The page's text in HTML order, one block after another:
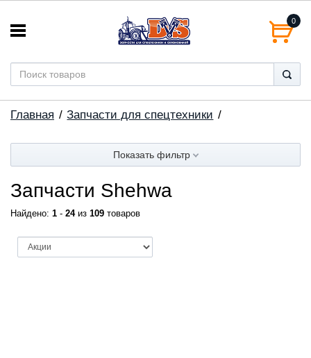
0
Главная Запчасти для спецтехники
Показать фильтр
Запчасти Shehwa
Найдено: 1 - 24из 109 товаров